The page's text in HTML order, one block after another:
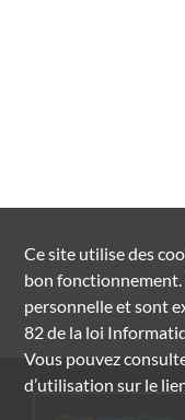
Ce site utilise des
bon
personnelle et sont
82 de la loi
Vous pouvez
d’utilisation sur le